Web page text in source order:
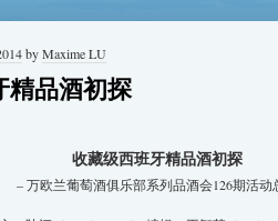
精品酒初探
byMaxime LU
收藏级西班牙精品酒初探
– 万欧兰葡萄酒俱乐部系列品酒会126期活动